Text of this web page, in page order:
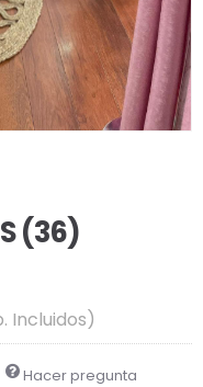
(36)
Incluidos)
Hacer pregunta